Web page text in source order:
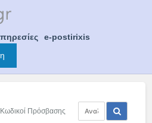
e-postirixis
Πρόσβασης